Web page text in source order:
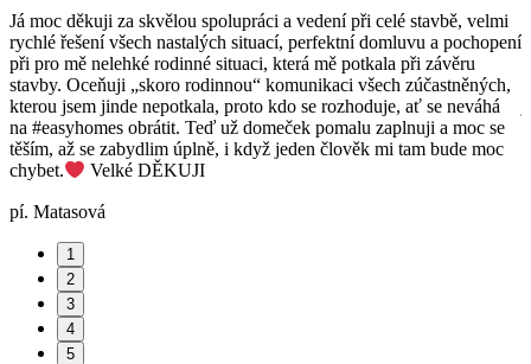
Já moc děkuji za skvělou spolupráci a vedení při celé stavbě, velmi
rychlé řešení všech nastalých situací, perfektní domluvu a pochopení
při pro mě nelehké rodinné situaci, která mě potkala při závěru
stavby. Oceňuji „skoro rodinnou“ komunikaci všech zúčastněných,
kterou jsem jinde nepotkala, proto kdo se rozhoduje, ať se neváhá
na #easyhomes obrátit. Teď už domeček pomalu zaplnuji a moc se
těším, až se zabydlim úplně, i když jeden člověk mi tam bude moc
chybet.
Velké DĚKUJI
pí. Matasová
1
2
3
4
5